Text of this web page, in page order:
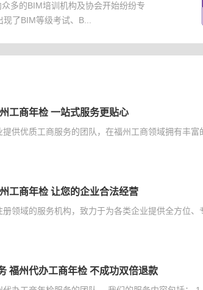
多的BIM培训机构及协会开始纷纷专
了BIM等级考试、B...
工商年检 一站式服务更贴心
供优质工商服务的团队，在福州工商领域拥有丰
工商年检 让您的企业合法经营
领域的服务机构，致力于为各类企业提供全方位
福州代办工商年检 不成功双倍退款